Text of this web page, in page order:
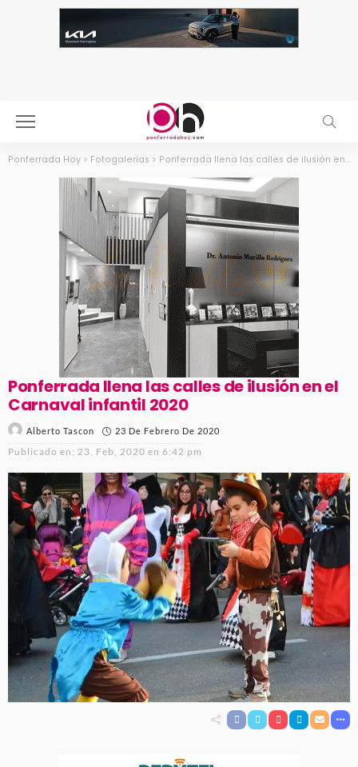
Ponferrada Hoy > Fotogalerías > Ponferrada llena las calles de ilusión en el Carnaval infantil 2020
Ponferrada llena las calles de ilusión en el
Carnaval infantil 2020
Alberto Tascon 23 De Febrero De 2020
Publicado en: 23. Feb, 2020 en 6:42 pm